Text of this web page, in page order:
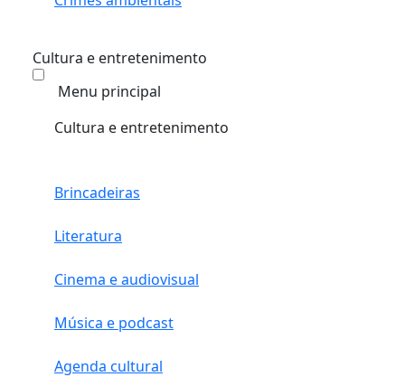
Cultura e entretenimento
Menu principal
Cultura e entretenimento
Brincadeiras
Literatura
Cinema e audiovisual
Música e podcast
Agenda cultural